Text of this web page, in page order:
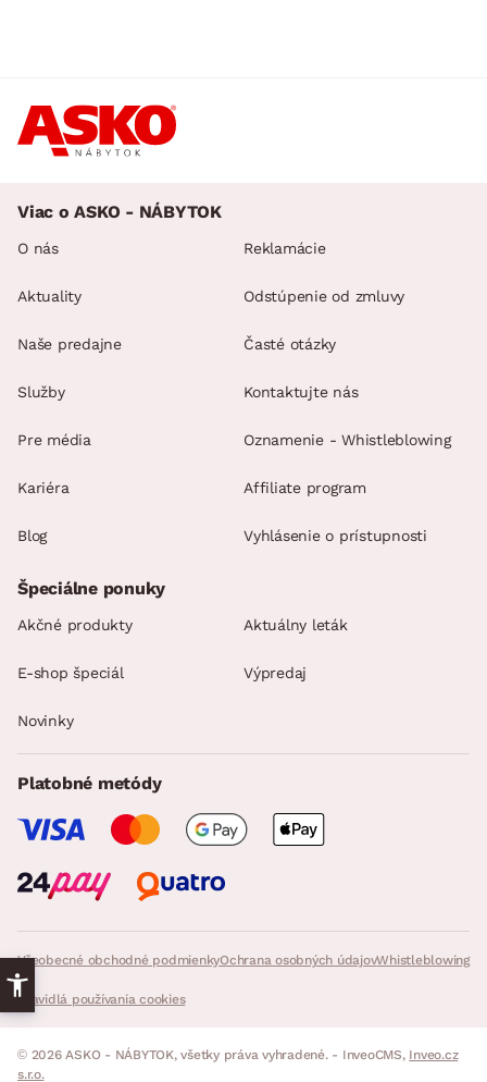
Viac o ASKO - NÁBYTOK
O nás
Aktuality
Naše predajne
Služby
Pre média
Kariéra
Blog
Reklamácie
Odstúpenie od zmluvy
Časté otázky
Kontaktujte nás
Oznamenie - Whistleblowing
Affiliate program
Vyhlásenie o prístupnosti
Všeobecné obchodné podmienkyOchrana osobných údajovWhistleblowing
Pravidlá používania cookies
Špeciálne ponuky
Akčné produkty Aktuálny leták
E-shop špeciál Výpredaj
Novinky
Platobné metódy
© 2026 ASKO - NÁBYTOK, všetky práva vyhradené. - InveoCMS, Inveo.cz
s.r.o.